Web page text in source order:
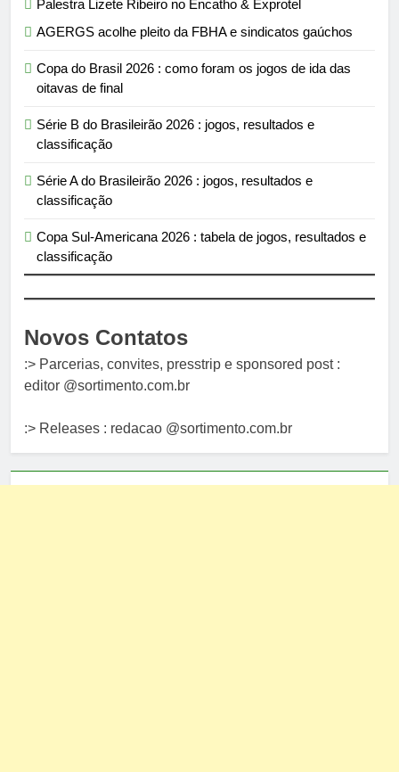
Palestra Lizete Ribeiro no Encatho & Exprotel
AGERGS acolhe pleito da FBHA e sindicatos gaúchos
Copa do Brasil 2026 : como foram os jogos de ida das
oitavas de final
Série B do Brasileirão 2026 : jogos, resultados e
classificação
Série A do Brasileirão 2026 : jogos, resultados e
classificação
Copa Sul-Americana 2026 : tabela de jogos, resultados e
classificação
Novos Contatos
:> Parcerias, convites, presstrip e sponsored post :
editor @sortimento.com.br
:> Releases : redacao @sortimento.com.br